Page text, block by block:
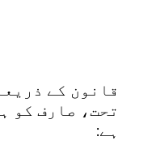
قانون کے
تحت، صارف کو
ہے: